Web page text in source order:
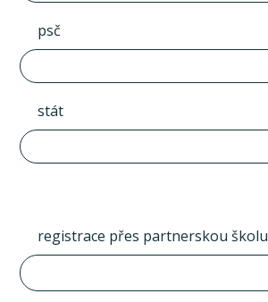
psč
stát
registrace přes partnerskou školu